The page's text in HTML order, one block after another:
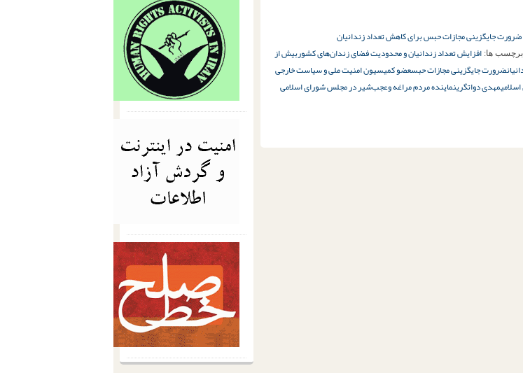
برچسب ها: افزایش تعداد زندانیان و محدودیت فضای زندان‌های کشوربیش از
ضرورت جایگزینی مجازات حبسعضو کمیسیون امنیت ملی و سیاست خارجی
مهدی دواتگرینماینده مردم مراغه وعجب‌شیر در مجلس شورای اسلامی